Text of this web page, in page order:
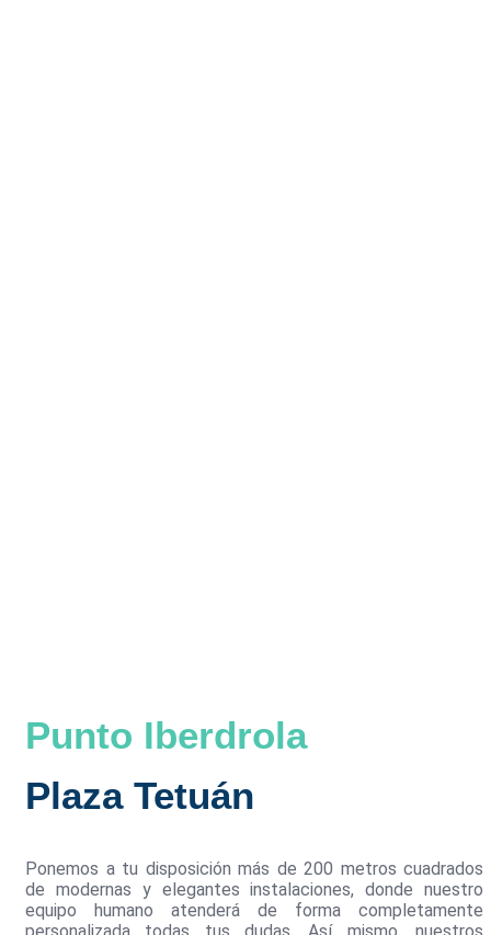
Punto Iberdrola
Plaza Tetuán
Ponemos a tu disposición más de 200 metros cuadrados
de modernas y elegantes instalaciones, donde nuestro
equipo humano atenderá de forma completamente